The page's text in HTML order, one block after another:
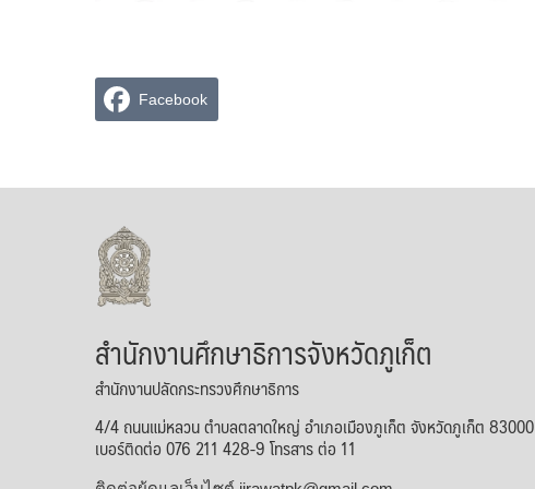
Facebook
สำนักงานศึกษาธิการจังหวัดภูเก็ต
สำนักงานปลัดกระทรวงศึกษาธิการ
4/4 ถนนแม่หลวน ตำบลตลาดใหญ่ อำเภอเมืองภูเก็ต จังหวัดภูเก็ต 83000
เบอร์ติดต่อ 076 211 428-9 โทรสาร ต่อ 11